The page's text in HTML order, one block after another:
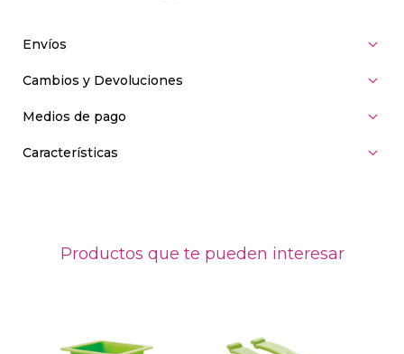
Envíos
Cambios y Devoluciones
Medios de pago
Características
Productos que te pueden interesar